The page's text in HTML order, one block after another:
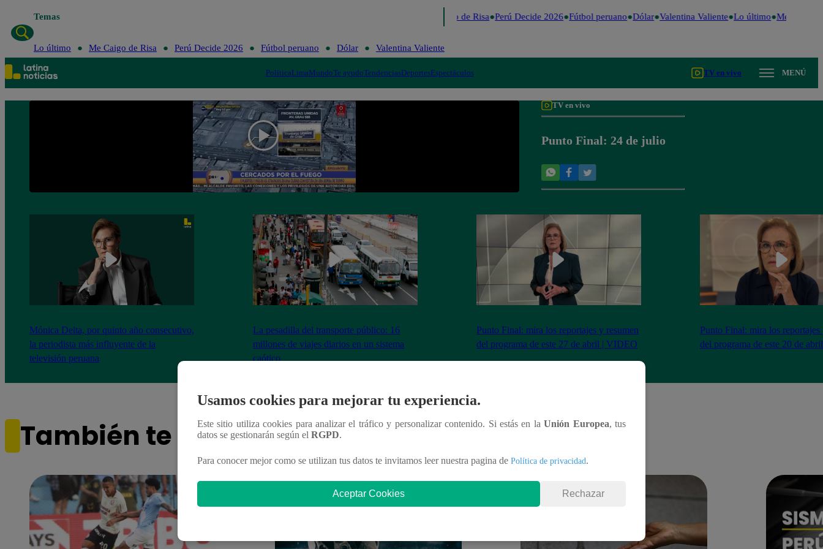
Temas Me Caigo de Risa Perú Decide 2026 Fútbol peruano Dólar Valentina Valiente Lo último Me Caigo
Lo último Me Caigo de Risa Perú Decide 2026 Fútbol peruano Dólar Valentina Valiente
PolíticaLimaMundoTe ayudoTendenciasDeportesEspectáculos TV en vivo MENÚ
TV en vivo
Punto Final: 24 de julio
Mónica Delta, por quinto año consecutivo,
la periodista más influyente de la
televisión peruana
La pesadilla del transporte público: 16
millones de viajes diarios en un sistema
caótico
Punto Final: mira los reportajes y resumen
del programa de este 27 de abril | VIDEO
Punto Final: mira los reportajes
del programa de este 20 de
También te puede interesar
Usamos cookies para mejorar tu experiencia.
Este sitio utiliza cookies para analizar el tráfico y personalizar contenido. Si estás en laUnión Europea, tus
datos se gestionarán según el RGPD.
Para conocer mejor como se utilizan tus datos te invitamos leer nuestra pagina de Política de privacidad.
Aceptar Cookies Rechazar